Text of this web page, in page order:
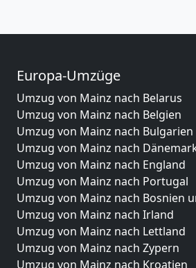
Europa-Umzüge
Umzug von Mainz nach Belarus
Umzug von Mainz nach Belgien
Umzug von Mainz nach Bulgarien
Umzug von Mainz nach
Umzug von Mainz nach England
Umzug von Mainz nach Portugal
Umzug von Mainz nach Bosnien
Umzug von Mainz nach Irland
Umzug von Mainz nach Lettland
Umzug von Mainz nach Zypern
Umzug von Mainz nach Kroatien